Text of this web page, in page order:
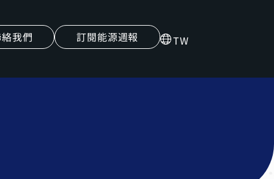
我們 訂閱能源週報 TW